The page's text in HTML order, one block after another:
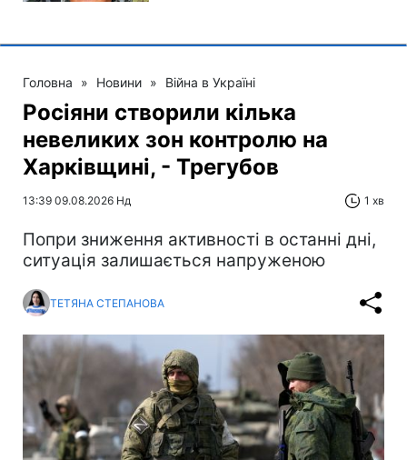
Головна » Новини » Війна в Україні
Росіяни створили кілька
невеликих зон контролю на
Харківщині, - Трегубов
13:39 09.08.2026 Нд 1 хв
Попри зниження активності в останні дні,
ситуація залишається напруженою
ТЕТЯНА СТЕПАНОВА